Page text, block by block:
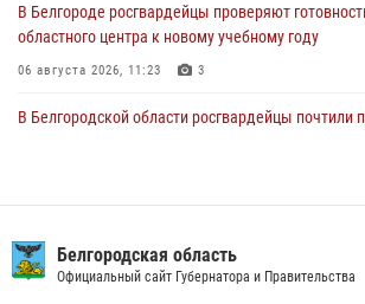
В Белгороде росгвардейцы проверяют
областного центра к новому учебному году
06 августа 2026, 11:23 3
В Белгородской области росгвардейцы почтили
беседу по профилактике аварийности
09 июля 2026, 10:07
Белгородская область
Официальный сайт Губернатора и Правительства